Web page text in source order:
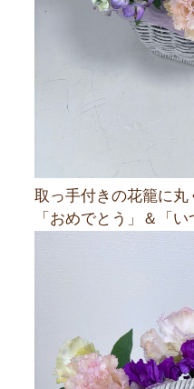
取っ手付きの花籠に丸
「おめでとう」＆「